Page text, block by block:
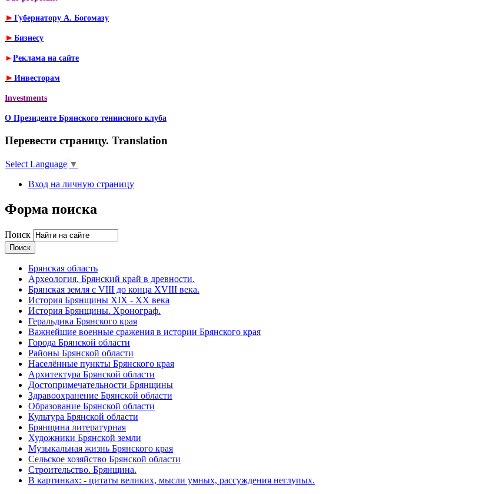
► Губернатору А. Богомазу
► Бизнесу
► Реклама на сайте
► Инвесторам
Investments
О Президенте Брянского теннисного клуба
Перевести страницу. Translation
Select Language ▼
Вход на личную страницу
Форма поиска
Поиск
Брянская область
Археология. Брянский край в древности.
Брянская земля с VIII до конца XVIII века.
История Брянщины XIX - XX века
История Брянщины. Хронограф.
Геральдика Брянского края
Важнейшие военные сражения в истории Брянского края
Города Брянской области
Районы Брянской области
Населённые пункты Брянского края
Архитектура Брянской области
Достопримечательности Брянщины
Здравоохранение Брянской области
Образование Брянской области
Культура Брянской области
Брянщина литературная
Художники Брянской земли
Музыкальная жизнь Брянского края
Сельское хозяйство Брянской области
Строительство. Брянщина.
В картинках: - цитаты великих, мысли умных, рассуждения неглупых.